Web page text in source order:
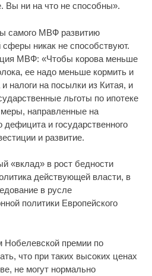
Вы ни на что не способны».
самого МВФ развитию
никак не способствуют.
МВФ: «Чтобы корова меньше
ее надо меньше кормить и
налоги на посылки из Китая, и
льготы по ипотеке
направленные на
и государственного
и развитие.
«вклад» в рост бедности
действующей власти, в
в русле
политики Европейского
Нобелевской премии по
что при таких высоких ценах
не могут нормально